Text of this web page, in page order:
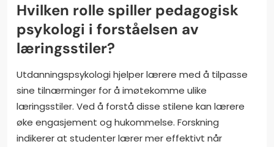
Hvilken rolle spiller pedagogisk
psykologi i forståelsen av
læringsstiler?
Utdanningspsykologi hjelper lærere med å tilpasse
sine tilnærminger for å imøtekomme ulike
læringsstiler. Ved å forstå disse stilene kan lærere
øke engasjement og hukommelse. Forskning
indikerer at studenter lærer mer effektivt når